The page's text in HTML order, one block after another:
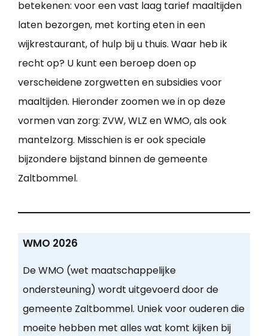
betekenen: voor een vast laag tarief maaltijden
laten bezorgen, met korting eten in een
wijkrestaurant, of hulp bij u thuis. Waar heb ik
recht op? U kunt een beroep doen op
verscheidene zorgwetten en subsidies voor
maaltijden. Hieronder zoomen we in op deze
vormen van zorg: ZVW, WLZ en WMO, als ook
mantelzorg. Misschien is er ook speciale
bijzondere bijstand binnen de gemeente
Zaltbommel.
WMO 2026
De WMO (wet maatschappelijke
ondersteuning) wordt uitgevoerd door de
gemeente Zaltbommel. Uniek voor ouderen die
moeite hebben met alles wat komt kijken bij